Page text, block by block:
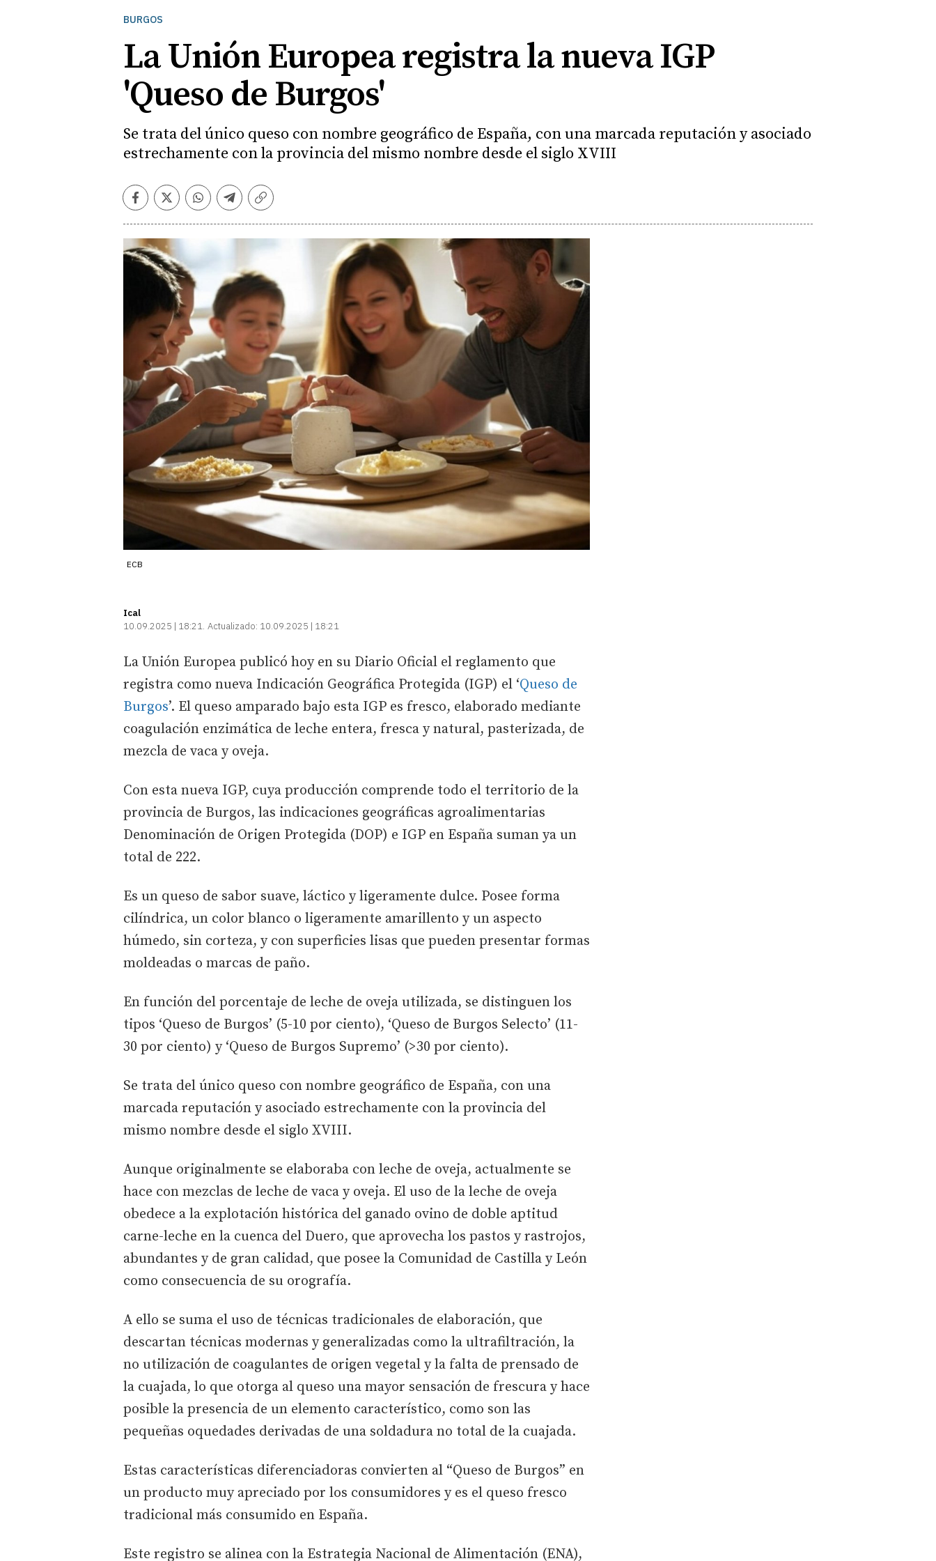
BURGOS
La Unión Europea registra la nueva IGP
'Queso de Burgos'
Se trata del único queso con nombre geográfico de España, con una marcada reputación y asociado
estrechamente con la provincia del mismo nombre desde el siglo XVIII
Facebook
TwitterWhatsapp
Telegram
Copiar
ECB
Ical
10.09.2025 | 18:21 Actualizado: 10.09.2025 | 18:21
La Unión Europea publicó hoy en su Diario Oficial el reglamento que
registra como nueva Indicación Geográfica Protegida (IGP) el ‘Queso de
Burgos’. El queso amparado bajo esta IGP es fresco, elaborado mediante
coagulación enzimática de leche entera, fresca y natural, pasterizada, de
mezcla de vaca y oveja.
Con esta nueva IGP, cuya producción comprende todo el territorio de la
provincia de Burgos, las indicaciones geográficas agroalimentarias
Denominación de Origen Protegida (DOP) e IGP en España suman ya un
total de 222.
Es un queso de sabor suave, láctico y ligeramente dulce. Posee forma
cilíndrica, un color blanco o ligeramente amarillento y un aspecto
húmedo, sin corteza, y con superficies lisas que pueden presentar formas
moldeadas o marcas de paño.
En función del porcentaje de leche de oveja utilizada, se distinguen los
tipos ‘Queso de Burgos’ (5-10 por ciento), ‘Queso de Burgos Selecto’ (11-
30 por ciento) y ‘Queso de Burgos Supremo’ (>30 por ciento).
Se trata del único queso con nombre geográfico de España, con una
marcada reputación y asociado estrechamente con la provincia del
mismo nombre desde el siglo XVIII.
Aunque originalmente se elaboraba con leche de oveja, actualmente se
hace con mezclas de leche de vaca y oveja. El uso de la leche de oveja
obedece a la explotación histórica del ganado ovino de doble aptitud
carne-leche en la cuenca del Duero, que aprovecha los pastos y rastrojos,
abundantes y de gran calidad, que posee la Comunidad de Castilla y León
como consecuencia de su orografía.
A ello se suma el uso de técnicas tradicionales de elaboración, que
descartan técnicas modernas y generalizadas como la ultrafiltración, la
no utilización de coagulantes de origen vegetal y la falta de prensado de
la cuajada, lo que otorga al queso una mayor sensación de frescura y hace
posible la presencia de un elemento característico, como son las
pequeñas oquedades derivadas de una soldadura no total de la cuajada.
Estas características diferenciadoras convierten al “Queso de Burgos” en
un producto muy apreciado por los consumidores y es el queso fresco
tradicional más consumido en España.
Este registro se alinea con la Estrategia Nacional de Alimentación (ENA),